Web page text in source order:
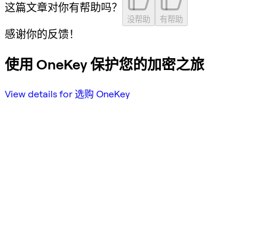
这篇文章对你有帮助吗？
没帮助 有帮助
感谢你的反馈！
使用 OneKey 保护您的加密之旅
View details for 选购 OneKey